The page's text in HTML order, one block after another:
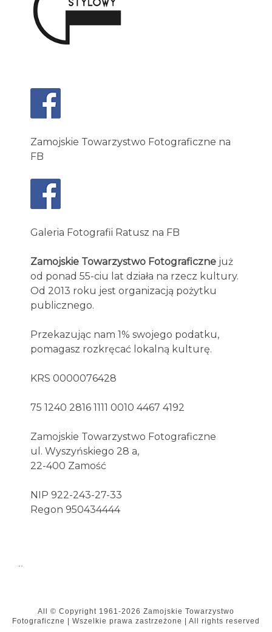
Zamojskie Towarzystwo Fotograficzne na
FB
Galeria Fotografii Ratusz na FB
Zamojskie Towarzystwo Fotograficzne już
od ponad 55-ciu lat działa na rzecz kultury.
Od 2013 roku jest organizacją pożytku
publicznego.
Przekazując nam 1% swojego podatku,
pomagasz rozkręcać lokalną kulturę.
KRS 0000076428
75 1240 2816 1111 0010 4467 4192
Zamojskie Towarzystwo Fotograficzne
ul. Wyszyńskiego 28 a,
22-400 Zamość
NIP 922-243-27-33
Regon 950434444
..
All © Copyright 1961-2026 Zamojskie Towarzystwo
Fotograficzne
Wszelkie prawa zastrzeżone | All rights reserved